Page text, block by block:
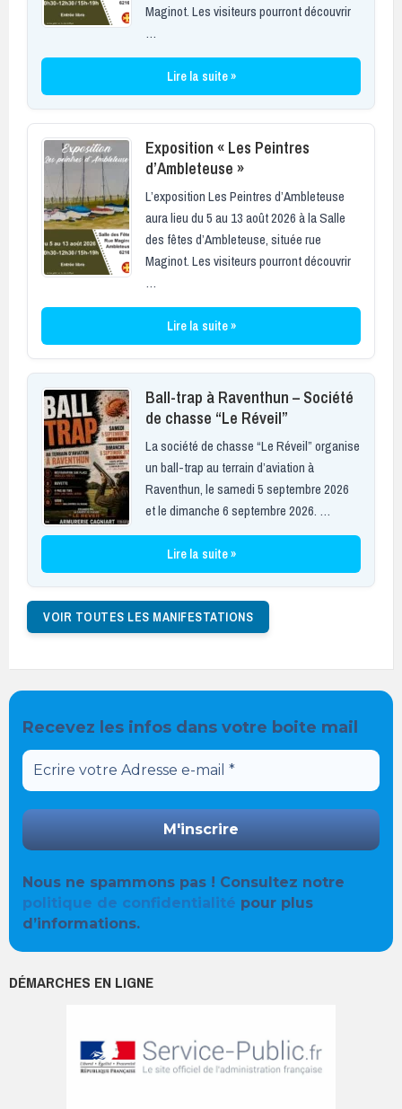
Maginot. Les visiteurs pourront découvrir
…
Lire la suite »
Exposition « Les Peintres
d’Ambleteuse »
L’exposition Les Peintres d’Ambleteuse
aura lieu du 5 au 13 août 2026 à la Salle
des fêtes d’Ambleteuse, située rue
Maginot. Les visiteurs pourront découvrir
…
Lire la suite »
Ball-trap à Raventhun – Société
de chasse “Le Réveil”
La société de chasse “Le Réveil” organise
un ball-trap au terrain d’aviation à
Raventhun, le samedi 5 septembre 2026
et le dimanche 6 septembre 2026. …
Lire la suite »
VOIR TOUTES LES MANIFESTATIONS
Recevez les infos dans votre boite mail
Nous ne spammons pas ! Consultez notre
politique de confidentialité pour plus
d’informations.
DÉMARCHES EN LIGNE